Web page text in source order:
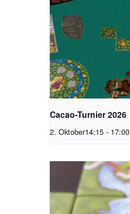
Cacao-Turnier 2026
2. Oktober14:15 - 17:00